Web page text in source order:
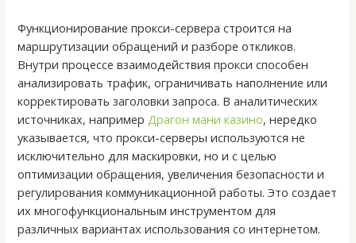
Функционирование прокси-сервера строится на
маршрутизации обращений и разборе откликов.
Внутри процессе взаимодействия прокси способен
анализировать трафик, ограничивать наполнение или
корректировать заголовки запроса. В аналитических
источниках, например Драгон мани казино, нередко
указывается, что прокси-серверы используются не
исключительно для маскировки, но и с целью
оптимизации обращения, увеличения безопасности и
регулирования коммуникационной работы. Это создает
их многофункциональным инструментом для
различных вариантах использования со интернетом.